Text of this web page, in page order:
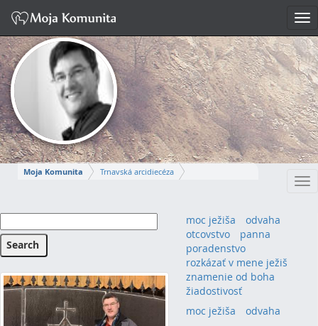
Moja Komunita
Trnavská arcidiecéza
STEFAN PATRIK
moc ježiša
odvaha
otcovstvo
panna
poradenstvo
rozkázať v mene ježiš
znamenie od boha
žiadostivosť
moc ježiša (1)odvaha